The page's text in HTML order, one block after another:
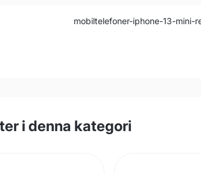
mobiltelefoner-iphone-13-mini-
i denna kategori